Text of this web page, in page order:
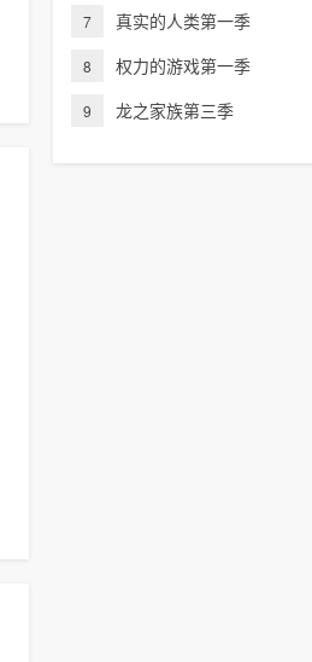
7 真实的人类第一季
8 权力的游戏第一季
9 龙之家族第三季